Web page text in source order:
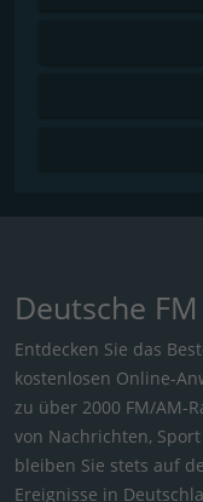
Deutsche
Entdecken Sie das
kostenlosen Online-
zu über 2000 FM/AM-
von Nachrichten,
bleiben Sie stets auf
Ereignisse in